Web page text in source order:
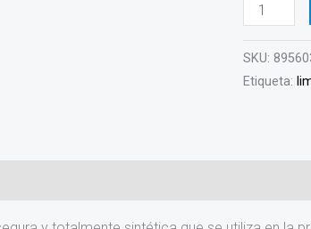
cantidad
SKU:
Etiqueta: